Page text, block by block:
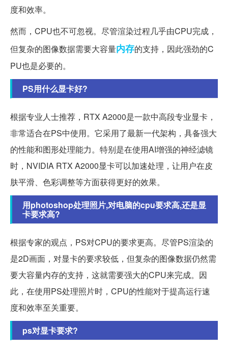
度和效率。
然而，CPU也不可忽视。尽管渲染过程几乎由CPU完成，
但复杂的图像数据需要大容量内存的支持，因此强劲的C
PU也是必要的。
PS用什么显卡好?
根据专业人士推荐，RTX A2000是一款中高段专业显卡，
非常适合在PS中使用。它采用了最新一代架构，具备强大
的性能和图形处理能力。特别是在使用AI增强的神经滤镜
时，NVIDIA RTX A2000显卡可以加速处理，让用户在皮
肤平滑、色彩调整等方面获得更好的效果。
用photoshop处理照片,对电脑的cpu要求高,还是显
卡要求高?
根据专家的观点，PS对CPU的要求更高。尽管PS渲染的
是2D画面，对显卡的要求较低，但复杂的图像数据仍然需
要大容量内存的支持，这就需要强大的CPU来完成。因
此，在使用PS处理照片时，CPU的性能对于提高运行速
度和效率至关重要。
ps对显卡要求?